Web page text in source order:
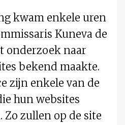
kwam enkele uren
Kuneva de
onderzoek naar
bekend maakte.
zijn enkele van de
hun websites
Zo zullen op de site